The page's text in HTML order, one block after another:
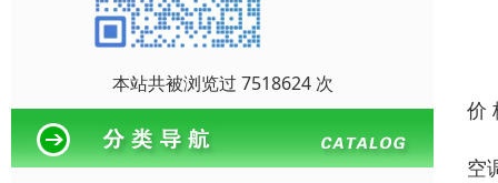
本站共被浏览过 7518624 次
价
空